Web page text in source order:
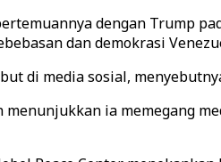
dengan Trump
dan demokrasi
di media sosial,
menunjukkan ia memegang